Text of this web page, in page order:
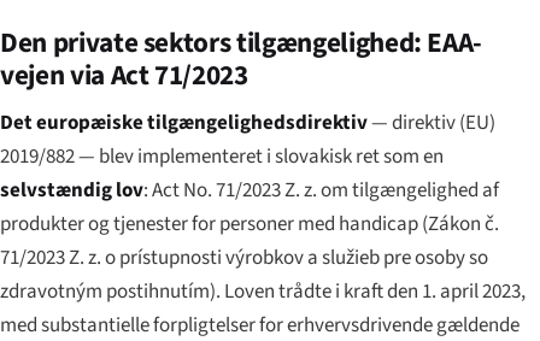
Den private sektors tilgængelighed: EAA-
vejen via Act 71/2023
Det europæiske tilgængelighedsdirektiv— direktiv (EU)
2019/882 — blev implementeret i slovakisk ret som en
selvstændig lov: Act No. 71/2023 Z. z. om tilgængelighed af
produkter og tjenester for personer med handicap (Zákon č.
71/2023 Z. z. o prístupnosti výrobkov a služieb pre osoby so
zdravotným postihnutím). Loven trådte i kraft den 1. april 2023,
med substantielle forpligtelser for erhvervsdrivende gældende